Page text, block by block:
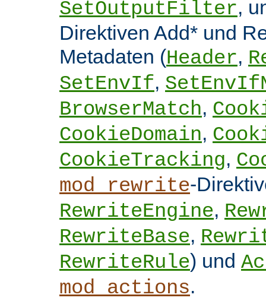
SetOutputFilter,
Direktiven Add* und
Metadaten (Header,
SetEnvIf,
BrowserMatch,
CookieDomain,
CookieTracking,
mod_rewrite-
RewriteEngine,
RewriteBase,
RewriteRule) und
mod_actions.